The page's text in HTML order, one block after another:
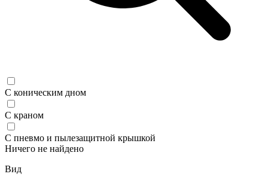
С коническим дном
С краном
С пневмо и пылезащитной крышкой
Ничего не найдено
Вид